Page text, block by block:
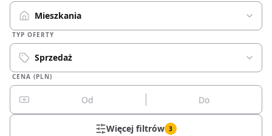
Mieszkania
TYP OFERTY
Sprzedaż
CENA (PLN)
Więcej filtrów 3